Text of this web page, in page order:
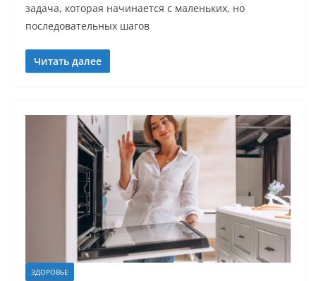
задача, которая начинается с маленьких, но
последовательных шагов
Читать далее
ЗДОРОВЬЕ